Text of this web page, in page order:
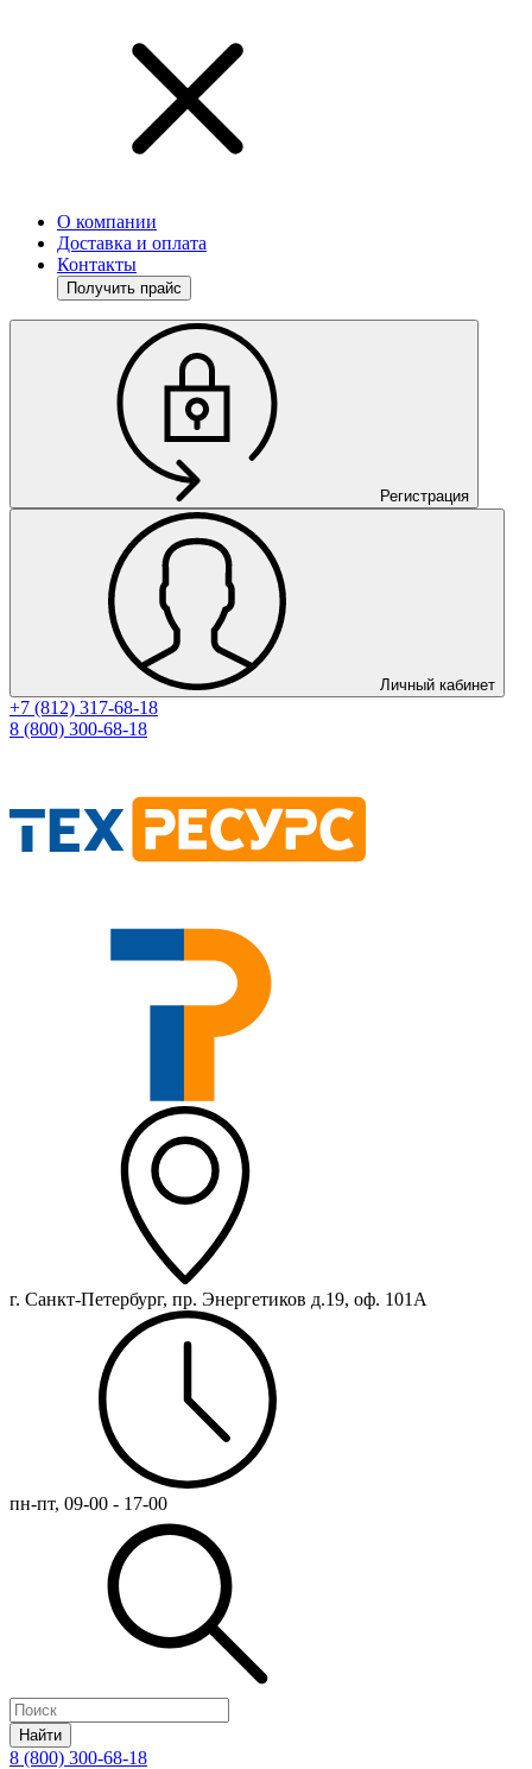
О компании
Доставка и оплата
Контакты
Получить прайс
Регистрация
Личный кабинет
+7 (812) 317-68-18
8 (800) 300-68-18
г. Санкт-Петербург, пр. Энергетиков д.19, оф. 101А
пн-пт, 09-00 - 17-00
Найти
8 (800) 300-68-18